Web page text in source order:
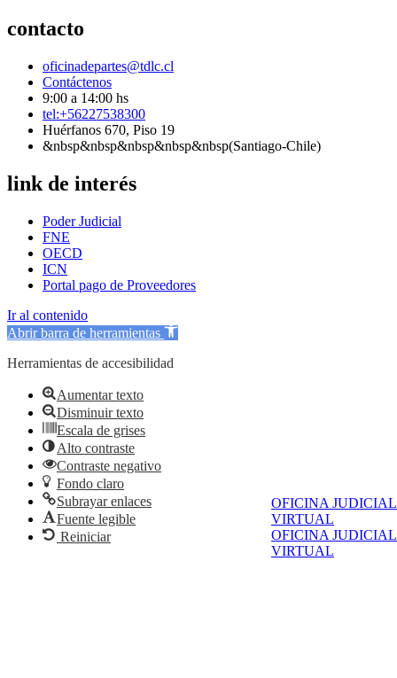
OFICINA JUDICIAL
VIRTUAL
OFICINA JUDICIAL
VIRTUAL
contacto
oficinadepartes@tdlc.cl
Contáctenos
9:00 a 14:00 hs
tel:+56227538300
Huérfanos 670, Piso 19
&nbsp&nbsp&nbsp&nbsp&nbsp(Santiago-Chile)
link de interés
Poder Judicial
FNE
OECD
ICN
Portal pago de Proveedores
Ir al contenido
Abrir barra de herramientas
Herramientas de accesibilidad
Aumentar texto
Disminuir texto
Escala de grises
Alto contraste
Contraste negativo
Fondo claro
Subrayar enlaces
Fuente legible
Reiniciar